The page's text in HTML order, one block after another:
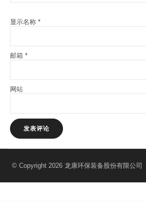
显示名称 *
邮箱 *
网站
© Copyright 2026 龙康环保装备股份有限公司